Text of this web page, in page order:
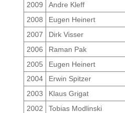
2009
Andre Kleff
2008
Eugen Heinert
2007
Dirk Visser
2006
Raman Pak
2005
Eugen Heinert
2004
Erwin Spitzer
2003
Klaus Grigat
2002
Tobias Modlinski